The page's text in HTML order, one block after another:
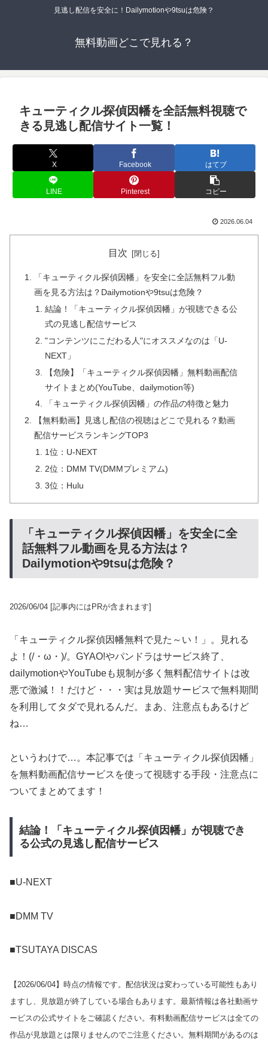
見逃し配信を安全に！Dailymotionや9tsuは危険？
無料動画どこで見れる？
キューティクル探偵因幡を全話無料視聴で
きる見逃し配信サイト一覧！
X Facebook はてブ
LINE Pinterest コピー
2026.06.04
目次
「キューティクル探偵因幡」を安全に全話無料フル動
画を見る方法は？Dailymotionや9tsuは危険？
結論！「キューティクル探偵因幡」が視聴できる公
式の見逃し配信サービス
"コンテンツにこだわる人"にオススメなのは「U-
NEXT」
【危険】「キューティクル探偵因幡」無料動画配信
サイトまとめ(YouTube、dailymotion等)
「キューティクル探偵因幡」の作品の特徴と魅力
【無料動画】見逃し配信の視聴はどこで見れる？動画
配信サービスランキングTOP3
1位：U-NEXT
2位：DMM TV(DMMプレミアム)
3位：Hulu
「キューティクル探偵因幡」を安全に全
話無料フル動画を見る方法は？
Dailymotionや9tsuは危険？
2026/06/04 [記事内にはPRが含まれます]
「キューティクル探偵因幡無料で見た～い！」。見れる
よ！(/・ω・)/。GYAO!やパンドラはサービス終了、
dailymotionやYouTubeも規制が多く無料配信サイトは改
悪で激減！！だけど・・・実は見放題サービスで無料期間
を利用してタダで見れるんだ。まあ、注意点もあるけど
ね…
というわけで…。本記事では「キューティクル探偵因幡」
を無料動画配信サービスを使って視聴する手段・注意点に
ついてまとめてます！
結論！「キューティクル探偵因幡」が視聴でき
る公式の見逃し配信サービス
■U-NEXT
■DMM TV
■TSUTAYA DISCAS
【2026/06/04】時点の情報です。配信状況は変わっている可能性もあり
ますし、見放題が終了している場合もあります。最新情報は各社動画サ
ービスの公式サイトをご確認ください。有料動画配信サービスは全ての
作品が見放題とは限りませんのでご注意ください。無料期間があるのは